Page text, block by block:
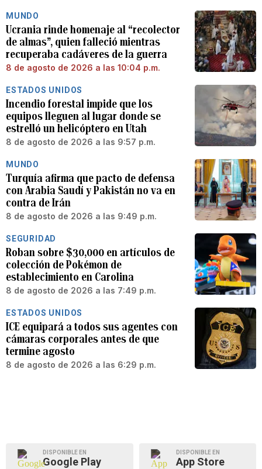
MUNDO
Ucrania rinde homenaje al “recolector
de almas”, quien falleció mientras
recuperaba cadáveres de la guerra
8 de agosto de 2026 a las 10:04 p.m.
ESTADOS UNIDOS
Incendio forestal impide que los
equipos lleguen al lugar donde se
estrelló un helicóptero en Utah
8 de agosto de 2026 a las 9:57 p.m.
MUNDO
Turquía afirma que pacto de defensa
con Arabia Saudí y Pakistán no va en
contra de Irán
8 de agosto de 2026 a las 9:49 p.m.
SEGURIDAD
Roban sobre $30,000 en artículos de
colección de Pokémon de
establecimiento en Carolina
8 de agosto de 2026 a las 7:49 p.m.
ESTADOS UNIDOS
ICE equipará a todos sus agentes con
cámaras corporales antes de que
termine agosto
8 de agosto de 2026 a las 6:29 p.m.
DISPONIBLE EN
Google Play
DISPONIBLE EN
App Store